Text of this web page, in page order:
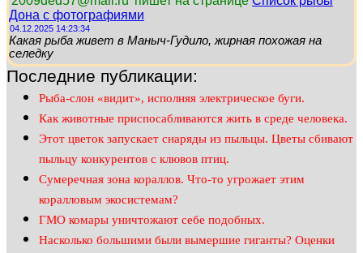
Дона с фотографиями
04.12.2025 14:23:34
Какая рыба живет в Маныч-Гудило, жирная похожая на
селедку
Последние публикации:
Рыба-слон «видит», исполняя электрическое буги.
Как животные приспосабливаются жить в среде человека.
Этот цветок запускает снаряды из пыльцы. Цветы сбивают
пыльцу конкурентов с клювов птиц.
Сумеречная зона кораллов. Что-то угрожает этим
коралловым экосистемам?
ГМО комары уничтожают себе подобных.
Насколько большими были вымершие гиганты? Оценки